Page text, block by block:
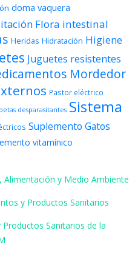
doma vaquera
Flora intestinal
Heridas Hidratación Higiene
Juguetes resistentes
Mordedor
Pastor eléctrico
desparasitantes Sistema
Suplemento Gatos
vitamínico
Alimentación y Medio Ambiente
y Productos Sanitarios
Sanitarios de la